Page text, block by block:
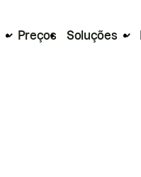
Preços Soluções